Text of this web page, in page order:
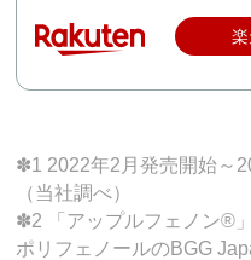
✽1 2022年2月発売開始～
（当社調べ）
✽2 「アップルフェノン®
ポリフェノールのBGG